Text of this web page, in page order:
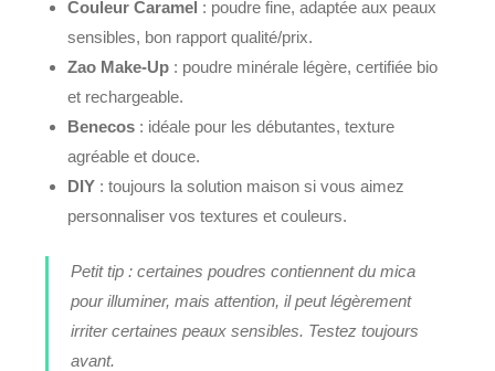
Couleur Caramel : poudre fine, adaptée aux peaux
sensibles, bon rapport qualité/prix.
Zao Make-Up : poudre minérale légère, certifiée bio
et rechargeable.
Benecos : idéale pour les débutantes, texture
agréable et douce.
DIY : toujours la solution maison si vous aimez
personnaliser vos textures et couleurs.
Petit tip : certaines poudres contiennent du mica
pour illuminer, mais attention, il peut légèrement
irriter certaines peaux sensibles. Testez toujours
avant.